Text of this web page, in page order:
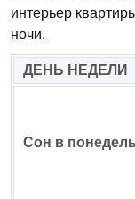
интерьер
ночи.
ДЕНЬ НЕДЕЛИ
Сон в